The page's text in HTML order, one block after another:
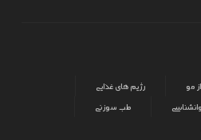
مو
رژیم های غذایی
طب سوزنی